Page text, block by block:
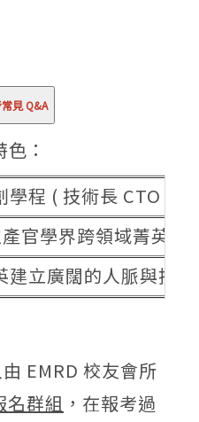
：
程 ( 技術長 CTO )
官學界跨領域菁英授
建立廣闊的人脈與技
EMRD 校友會所
名群組 ，在報考過